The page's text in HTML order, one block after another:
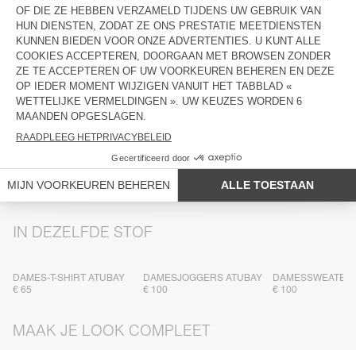
ONDERHOUD
TRACEABILITEIT
BEZORGING EN RETOURZENDINGEN
MEER KLEUREN
DAMESSWEATER ATUBAY
€ 110
DAMESSWEATER ATUBAY
€ 110
DAMESSWEATER
€ 110
IN DEZELFDE STOF
DAMES-T-SHIRT ATUBAY
€ 65
DAMESJOGGERS ATUBAY
€ 100
DAMESSWEATER
€ 100
MAAK JE LOOK COMPLEET